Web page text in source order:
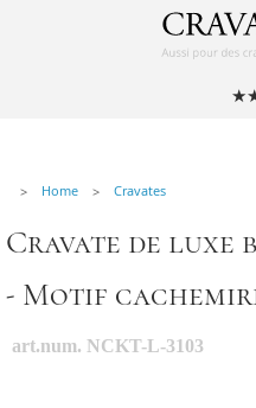
Nos accessoires hommes
Cravate personnalisée
Nouer une cravate
Home Cravates
Cravate de luxe
- Motif
art.num. NCKT-L-3103